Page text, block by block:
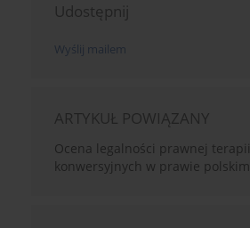
Udostępnij
Wyślij mailem
ARTYKUŁ POWIĄZANY
Ocena legalności prawnej terapii
konwersyjnych w prawie polskim